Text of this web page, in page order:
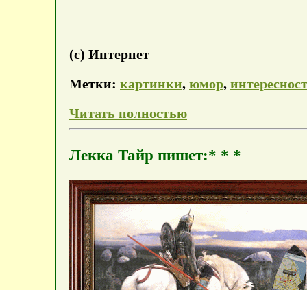
(с) Интернет
Метки: картинки, юмор,
Читать полностью
Лекка Тайр пишет:* * *